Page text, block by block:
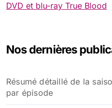
DVD et blu-ray True Blood
Nos dernières
Résumé détaillé de la
par épisode